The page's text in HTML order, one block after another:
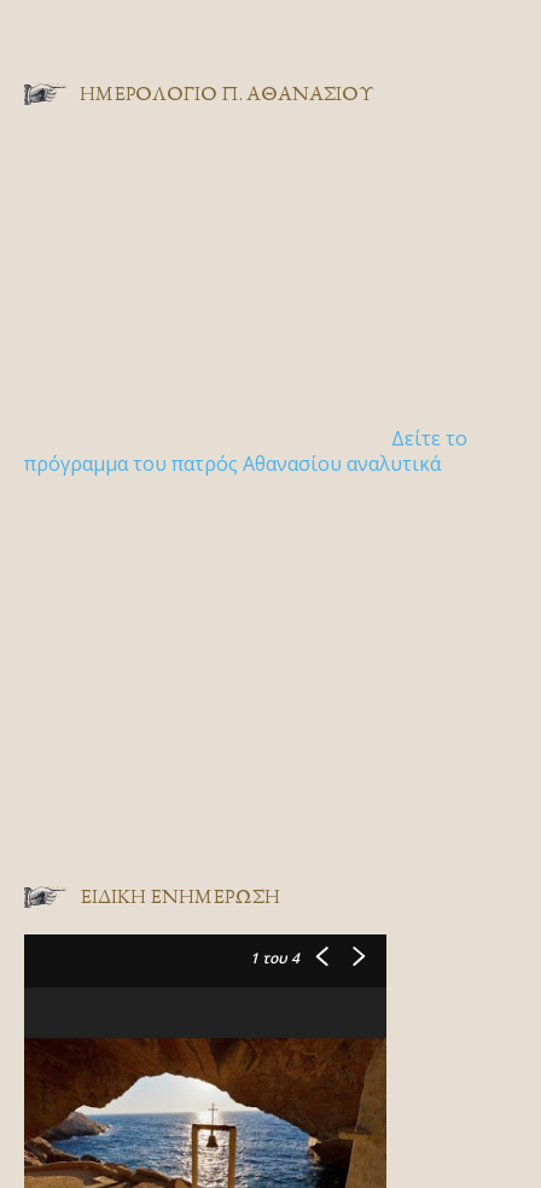
ΗΜΕΡΟΛΟΓΙΟ Π. ΑΘΑΝΑΣΙΟΥ
Δείτε το
πρόγραμμα του πατρός Αθανασίου αναλυτικά
ΕΙΔΙΚΉ ΕΝΗΜΈΡΩΣΗ
1 του 4